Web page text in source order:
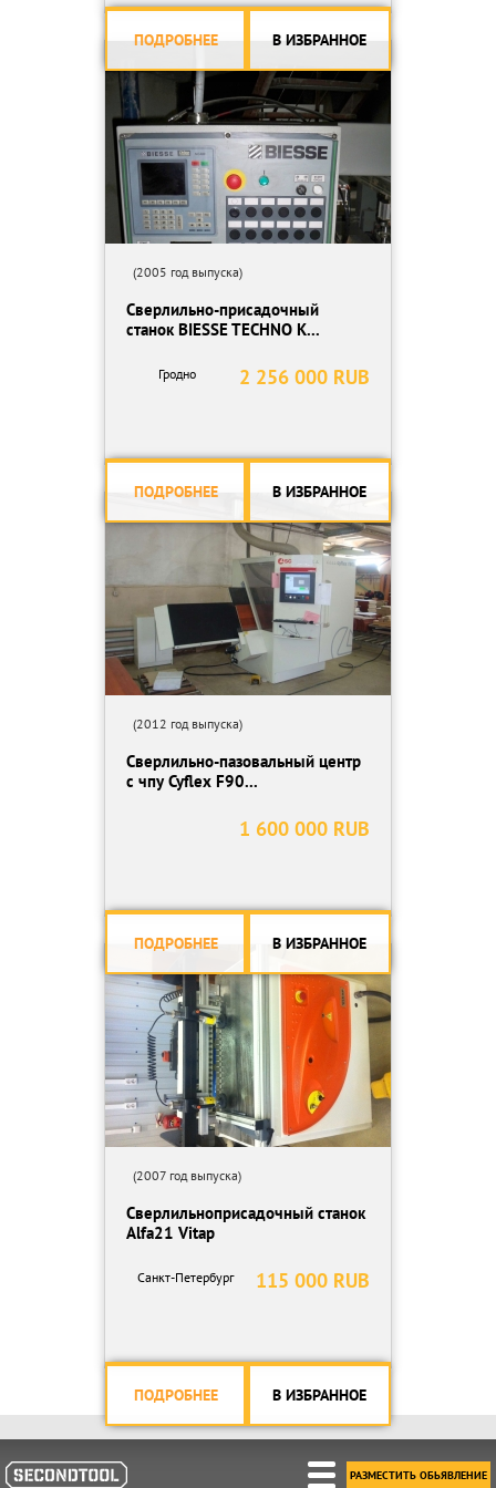
ПОДРОБНЕЕ В ИЗБРАННОЕ
(2005 год выпуска)
Сверлильно-присадочный
станок BIESSE TECHNO K...
2 256 000 RUB
Гродно
ПОДРОБНЕЕ В ИЗБРАННОЕ
(2012 год выпуска)
Сверлильно-пазовальный центр
с чпу Cyflex F90...
1 600 000 RUB
ПОДРОБНЕЕ В ИЗБРАННОЕ
(2007 год выпуска)
Сверлильноприсадочный станок
Alfa21 Vitap
115 000 RUB
Санкт-Петербург
ПОДРОБНЕЕ В ИЗБРАННОЕ
РАЗМЕСТИТЬ ОБЬЯВЛЕНИЕ